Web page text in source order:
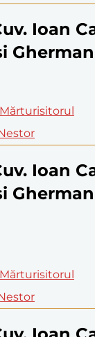
Ioan
Mărturisitorul
Ioan
Mărturisitorul